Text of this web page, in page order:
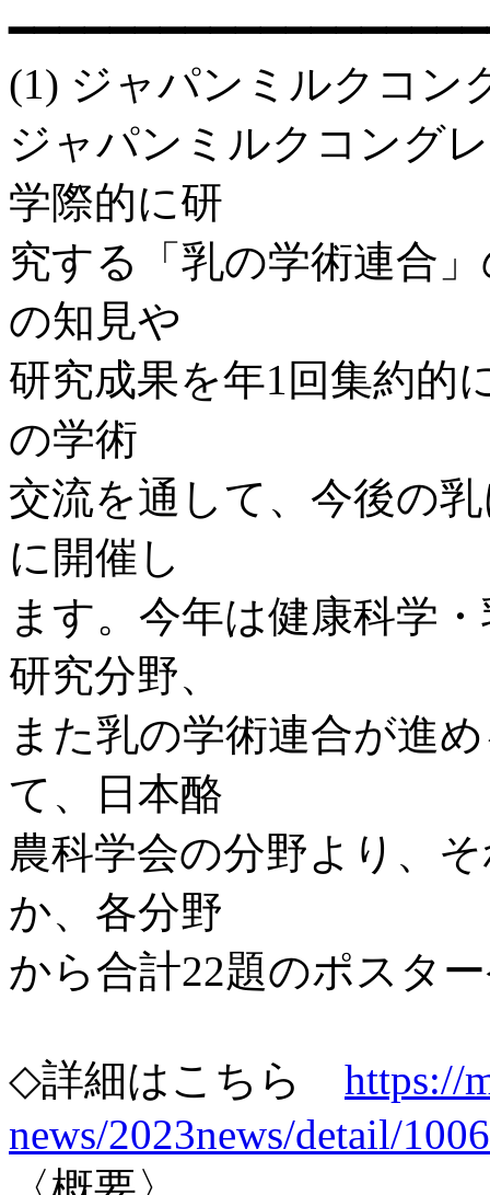
(1) ジャパンミルクコン
ジャパンミルクコング
学際的に研
究する「乳の学術連合
の知見や
研究成果を年1回集約的
の学術
交流を通して、今後の
に開催し
ます。今年は健康科学
研究分野、
また乳の学術連合が進
て、日本酪
農科学会の分野より、
か、各分野
から合計22題のポスタ
◇詳細はこちら https://
news/2023news/detail/